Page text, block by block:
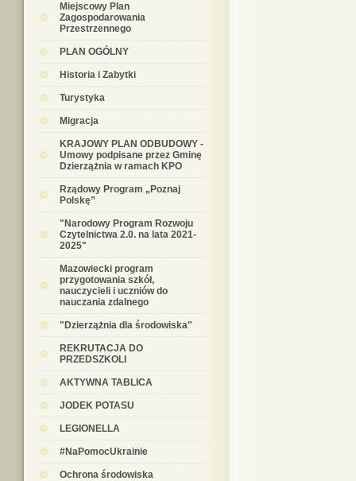
Miejscowy Plan
Zagospodarowania
Przestrzennego
PLAN OGÓLNY
Historia i Zabytki
Turystyka
Migracja
KRAJOWY PLAN ODBUDOWY -
Umowy podpisane przez Gminę
Dzierzążnia w ramach KPO
Rządowy Program „Poznaj
Polskę”
"Narodowy Program Rozwoju
Czytelnictwa 2.0. na lata 2021-
2025"
Mazowiecki program
przygotowania szkół,
nauczycieli i uczniów do
nauczania zdalnego
"Dzierzążnia dla środowiska"
REKRUTACJA DO
PRZEDSZKOLI
AKTYWNA TABLICA
JODEK POTASU
LEGIONELLA
#NaPomocUkrainie
Ochrona środowiska